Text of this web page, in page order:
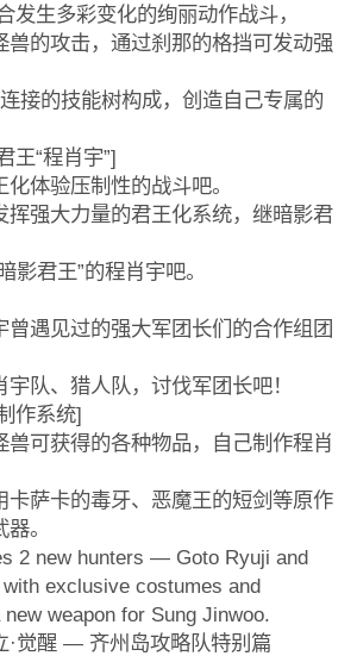
发生多彩变化的绚丽动作战斗，
兽的攻击，通过刹那的格挡可发动强
接的技能树构成，创造自己专属的
王“程肖宇”]
体验压制性的战斗吧。
挥强大力量的君王化系统，继暗影君
影君王”的程肖宇吧。
曾遇见过的强大军团长们的合作组团
队、猎人队，讨伐军团长吧！
作系统]
兽可获得的各种物品，自己制作程肖
卡萨卡的毒牙、恶魔王的短剑等原作
。
2 new hunters — Goto Ryuji and
exclusive costumes and
weapon for Sung Jinwoo.
·觉醒 — 齐州岛攻略队特别篇